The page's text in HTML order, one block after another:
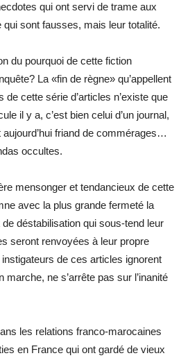
qui ont servi de trame aux
sont fausses, mais leur totalité.
du pourquoi de cette fiction
La «fin de règne» qu’appellent
cette série d’articles n’existe que
il y a, c’est bien celui d’un journal,
friand de commérages…
occultes.
mensonger et tendancieux de cette
avec la plus grande fermeté la
déstabilisation qui sous-tend leur
seront renvoyées à leur propre
de ces articles ignorent
ne s’arrête pas sur l’inanité
les relations franco-marocaines
en France qui ont gardé de vieux